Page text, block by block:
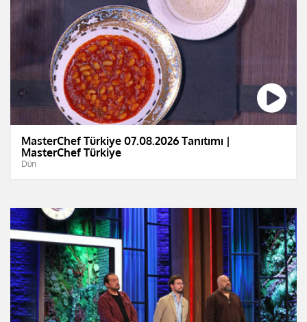
MasterChef Türkiye 07.08.2026 Tanıtımı |
MasterChef Türkiye
Dün